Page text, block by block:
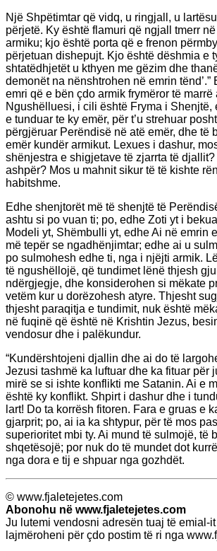
Një Shpëtimtar që vidq, u ringjall, u
përjetë. Ky është flamuri që ngjall tmerr
armiku; kjo është porta që e frenon
përjetuan dishepujt. Kjo është dëshmia e
shtatëdhjetët u kthyen me gëzim dhe
demonët na nënshtrohen në emrin tënd’.”
emri që e bën çdo armik frymëror të marrë
Ngushëlluesi, i cili është Fryma i Shenjtë,
e tunduar te ky emër, për t’u strehuar
përgjëruar Perëndisë në atë emër, dhe të
emër kundër armikut. Lexues i dashur,
shënjestra e shigjetave të zjarrta të
ashpër? Mos u mahnit sikur të të kishte
habitshme.
Edhe shenjtorët më të shenjtë të
ashtu si po vuan ti; po, edhe Zoti yt i
Modeli yt, Shëmbulli yt, edhe Ai në emrin
më tepër se ngadhënjimtar; edhe ai u
po sulmohesh edhe ti, nga i njëjti armik.
të ngushëllojë, që tundimet lënë thjesh
ndërgjegje, dhe konsiderohen si mëkate
vetëm kur u dorëzohesh atyre. Thjesht
thjesht paraqitja e tundimit, nuk është
në fuqinë që është në Krishtin Jezus,
vendosur dhe i palëkundur.
“Kundërshtojeni djallin dhe ai do të
Jezusi tashmë ka luftuar dhe ka fituar për
mirë se si ishte konflikti me Satanin. Ai e
është ky konflikt. Shpirt i dashur dhe i
lart! Do ta korrësh fitoren. Fara e gruas e
gjarprit; po, ai ia ka shtypur, për të mos
superioritet mbi ty. Ai mund të sulmojë, të
shqetësojë; por nuk do të mundet dot
nga dora e tij e shpuar nga gozhdët.
© www.fjaletejetes.com
Abonohu në www.fjaletejetes.com
Ju lutemi vendosni adresën tuaj të emial-
lajmëroheni për çdo postim të ri nga